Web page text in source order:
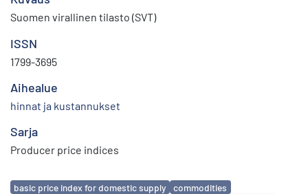
Suomen virallinen tilasto (SVT)
ISSN
1799-3695
Aihealue
hinnat ja kustannukset
Sarja
Producer price indices
Avainsanat
basic price index for domestic supply
commodities